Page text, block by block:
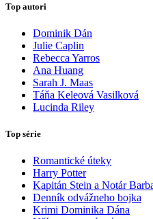
Top autori
Dominik Dán
Julie Caplin
Rebecca Yarros
Ana Huang
Sarah J. Maas
Táňa Keleová Vasilková
Lucinda Riley
Top série
Romantické úteky
Harry Potter
Kapitán Stein a Notár
Denník odvážneho bojka
Krimi Dominika Dána